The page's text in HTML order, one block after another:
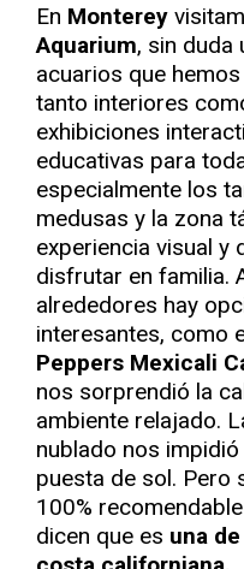
En Monterey
Aquarium, sin duda
acuarios que
tanto interiores
exhibiciones
educativas para
especialmente los
medusas y la zona
experiencia visual y
disfrutar en familia.
alrededores hay
interesantes, como
Peppers Mexicali
nos sorprendió la
ambiente relajado.
nublado nos
puesta de sol. Pero
100%
dicen que es una